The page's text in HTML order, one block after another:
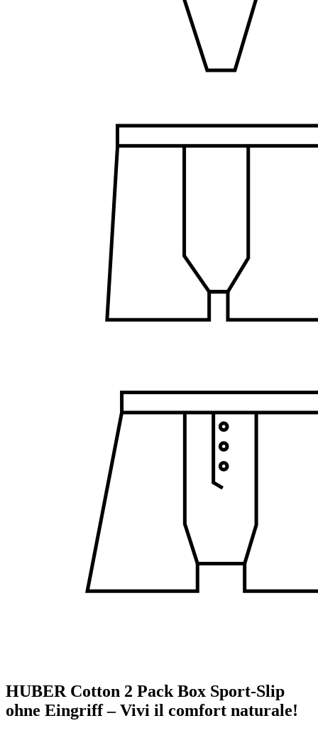
HUBER Cotton 2 Pack Box Sport-Slip
ohne Eingriff – Vivi il comfort naturale!